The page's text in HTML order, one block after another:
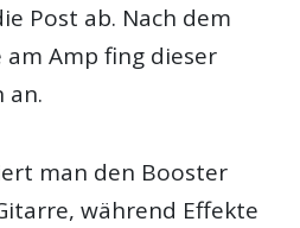
Post ab. Nach dem
am Amp fing dieser
an.
man den Booster
während Effekte